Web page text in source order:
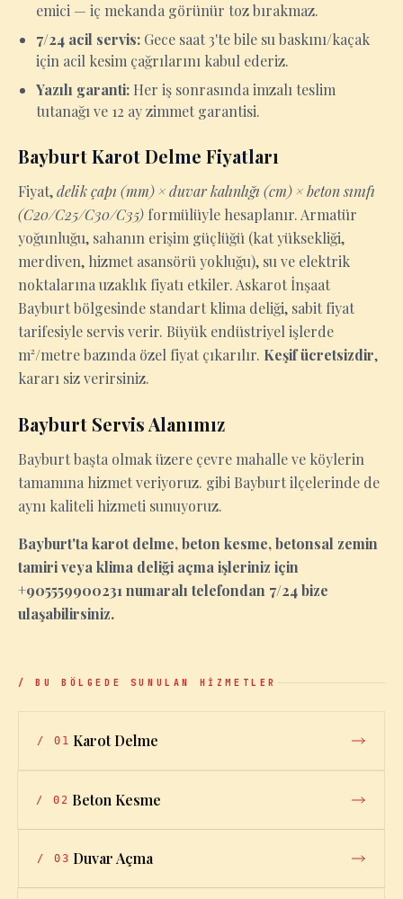
emici — iç mekanda görünür toz bırakmaz.
7/24 acil servis: Gece saat 3'te bile su baskını/kaçak
için acil kesim çağrılarını kabul ederiz.
Yazılı garanti: Her iş sonrasında imzalı teslim
tutanağı ve 12 ay zimmet garantisi.
Bayburt Karot Delme Fiyatları
Fiyat,delik çapı (mm) × duvar kalınlığı (cm) × beton sınıfı
(C20/C25/C30/C35) formülüyle hesaplanır. Armatür
yoğunluğu, sahanın erişim güçlüğü (kat yüksekliği,
merdiven, hizmet asansörü yokluğu), su ve elektrik
noktalarına uzaklık fiyatı etkiler. Askarot İnşaat
Bayburt bölgesinde standart klima deliği, sabit fiyat
tarifesiyle servis verir. Büyük endüstriyel işlerde
m²/metre bazında özel fiyat çıkarılır. Keşif ücretsizdir,
kararı siz verirsiniz.
Bayburt Servis Alanımız
Bayburt başta olmak üzere çevre mahalle ve köylerin
tamamına hizmet veriyoruz. gibi Bayburt ilçelerinde de
aynı kaliteli hizmeti sunuyoruz.
Bayburt'ta karot delme, beton kesme, betonsal zemin
tamiri veya klima deliği açma işleriniz için
+905559900231 numaralı telefondan 7/24 bize
ulaşabilirsiniz.
/ BU BÖLGEDE SUNULAN HİZMETLER
/ 01 Karot Delme
/ 02 Beton Kesme
/ 03 Duvar Açma